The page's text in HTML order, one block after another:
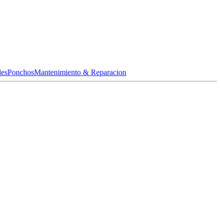
PonchosMantenimiento & Reparacion